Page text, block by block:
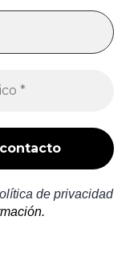
de privacidad